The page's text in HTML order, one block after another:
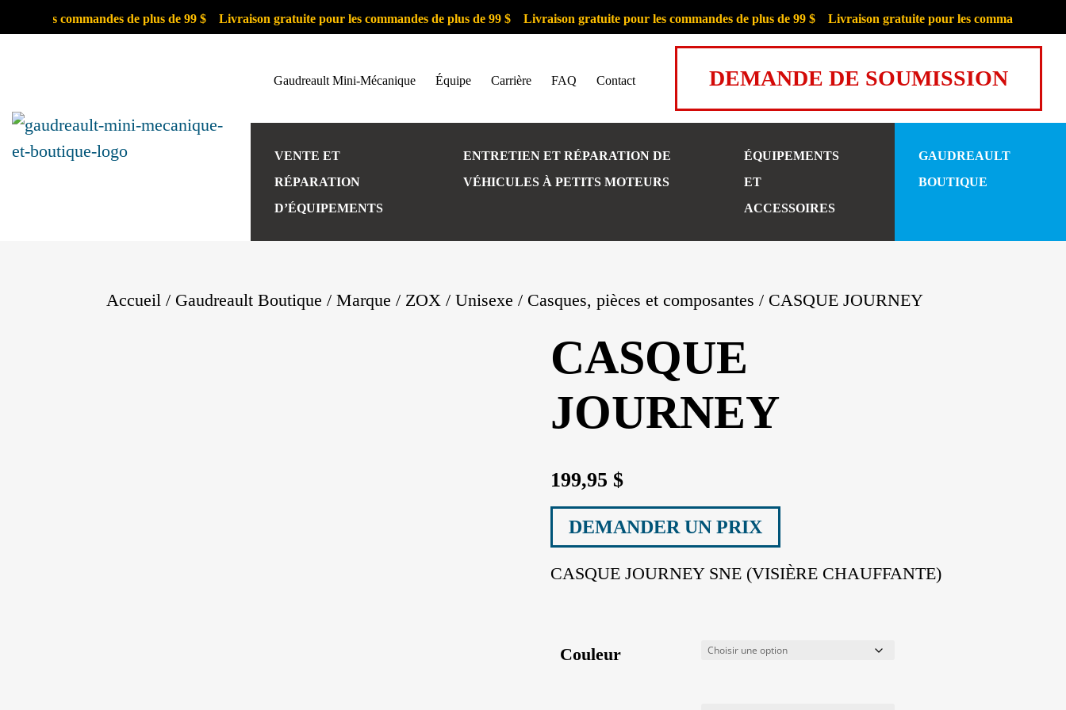
les commandes de plus de 99 $ Livraison gratuite pour les commandes de plus de 99 $ Livraison gratuite pour les commandes de plus de 99 $ Livraison gratuite pour les commandes de plus
Gaudreault Mini-Mécanique Équipe Carrière FAQ Contact DEMANDE DE SOUMISSION
VENTE ET
RÉPARATION
D’ÉQUIPEMENTS
ENTRETIEN ET RÉPARATION DE
VÉHICULES À PETITS MOTEURS
ÉQUIPEMENTS
ET
ACCESSOIRES
GAUDREAULT
BOUTIQUE
Accueil / Gaudreault Boutique /Marque / ZOX /Unisexe / Casques, pièces et composantes / CASQUE JOURNEY
CASQUE
JOURNEY
199,95 $
DEMANDER UN PRIX
CASQUE JOURNEY SNE (VISIÈRE CHAUFFANTE)
Couleur